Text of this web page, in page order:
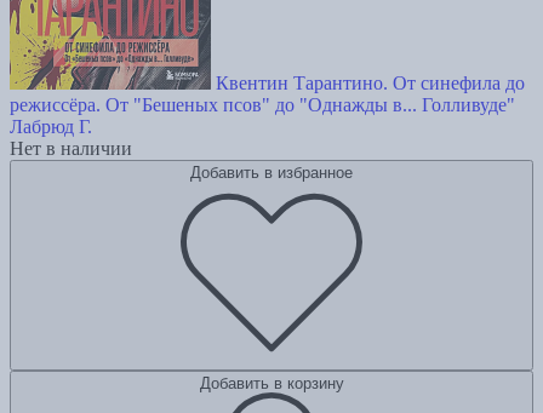
Квентин Тарантино. От синефила до
режиссёра. От "Бешеных псов" до "Однажды в... Голливуде"
Лабрюд Г.
Нет в наличии
Добавить в избранное
Добавить в корзину